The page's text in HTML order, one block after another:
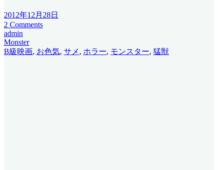
2012年12月28日
2 Comments
admin
Monster
B級映画, お色気, サメ , ホラー, モンスター, 猛獣